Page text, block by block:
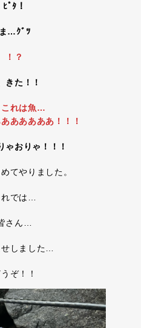
ﾋﾟﾀ！
ま…ｸﾞﾂ
！？
きた！！
これは魚…
あああああ！！！
ゃおりゃ！！！
てやりました。
では…
さん…
しました…
ぞ！！